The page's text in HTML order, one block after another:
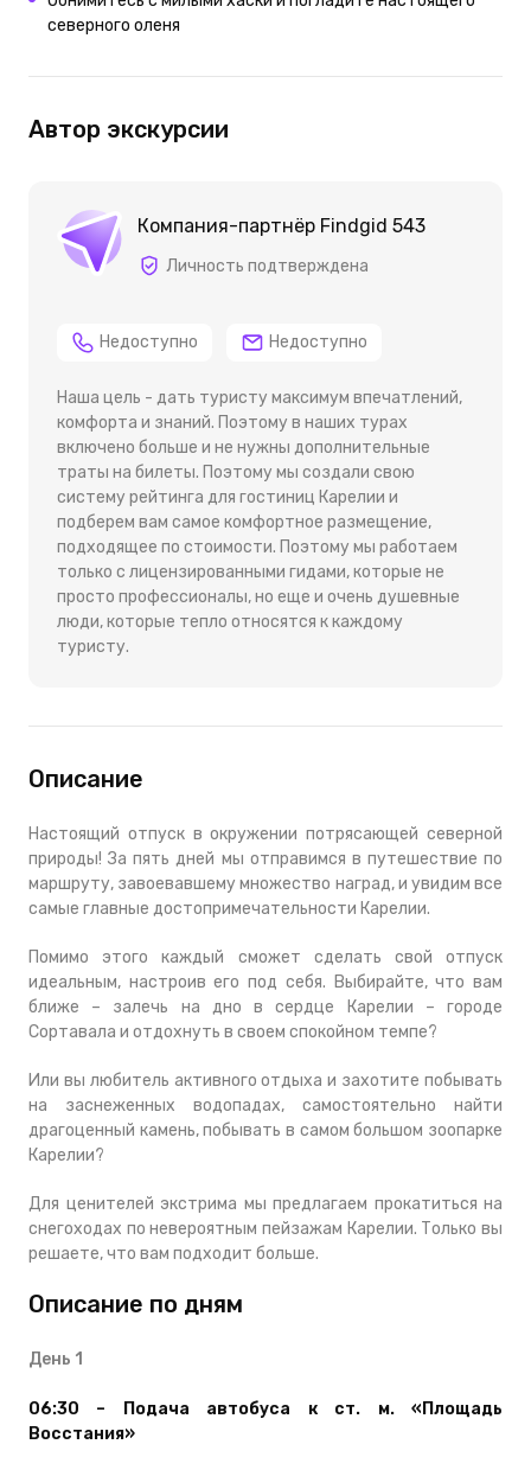
северного оленя
Автор экскурсии
Компания-партнёр Findgid 543
Личность подтверждена
Недоступно Недоступно
Наша цель - дать туристу максимум впечатлений,
комфорта и знаний. Поэтому в наших турах
включено больше и не нужны дополнительные
траты на билеты. Поэтому мы создали свою
систему рейтинга для гостиниц Карелии и
подберем вам самое комфортное размещение,
подходящее по стоимости. Поэтому мы работаем
только с лицензированными гидами, которые не
просто профессионалы, но еще и очень душевные
люди, которые тепло относятся к каждому
туристу.
Описание
Настоящий отпуск в окружении потрясающей северной
природы! За пять дней мы отправимся в путешествие по
маршруту, завоевавшему множество наград, и увидим все
самые главные достопримечательности Карелии.
Помимо этого каждый сможет сделать свой отпуск
идеальным, настроив его под себя. Выбирайте, что вам
ближе – залечь на дно в сердце Карелии – городе
Сортавала и отдохнуть в своем спокойном темпе?
Или вы любитель активного отдыха и захотите побывать
на заснеженных водопадах, самостоятельно найти
драгоценный камень, побывать в самом большом зоопарке
Карелии?
Для ценителей экстрима мы предлагаем прокатиться на
снегоходах по невероятным пейзажам Карелии. Только вы
решаете, что вам подходит больше.
Описание по дням
День 1
06:30 – Подача автобуса к ст. м. «Площадь
Восстания»